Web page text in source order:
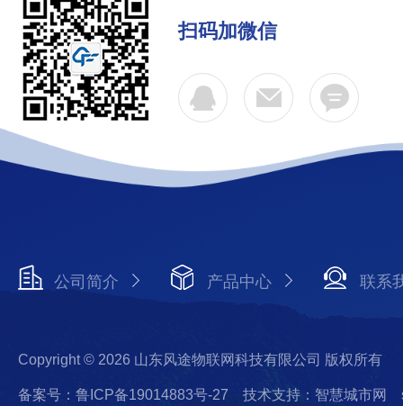
扫码加微信
公司简介 产品中心 联系
Copyright © 2026 山东风途物联网科技有限公司 版权所有
备案号：鲁ICP备19014883号-27 技术支持：智慧城市网